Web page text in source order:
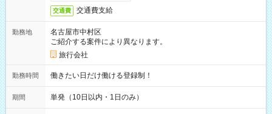
交通費 交通費支給
勤務地
名古屋市中村区
ご紹介する案件により異なります。
旅行会社
勤務時間 働きたい日だけ働ける登録制！
期間 単発（10日以内・1日のみ）